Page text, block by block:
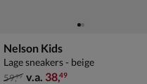
Nelson Kids
Lage sneakers - beige
van € 59,99 vanaf € 38,49
59,99 v.a. 38,49